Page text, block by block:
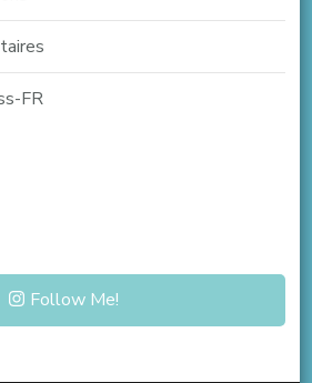
FR
Follow Me!